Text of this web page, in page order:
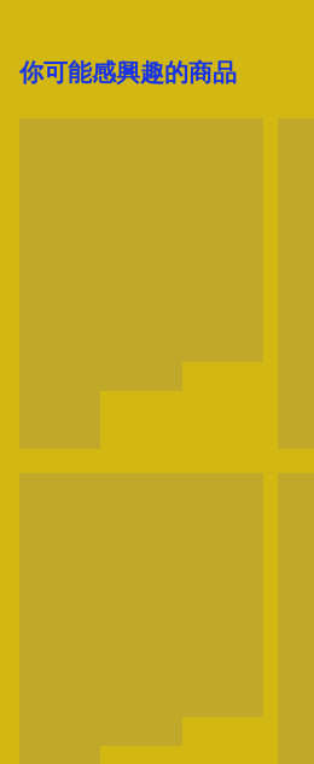
你可能感興趣的商品